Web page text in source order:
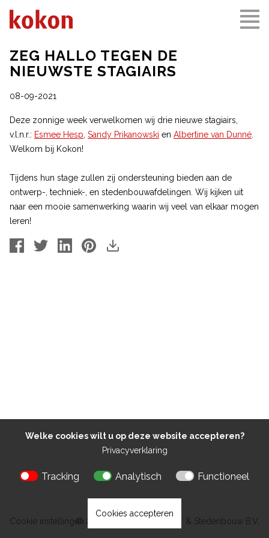
Welke cookies wilt u op deze website accepteren?
Privacyverklaring
Tracking Analytisch Functioneel
Cookies accepteren
ZEG HALLO TEGEN DE
NIEUWSTE STAGIAIRS
08-09-2021
Deze zonnige week verwelkomen wij drie nieuwe stagiairs,
v.l.n.r.: Esmee Hesp Sandy Prikanowski en Albertine van Dunné
Welkom bij Kokon!
Tijdens hun stage zullen zij ondersteuning bieden aan de
ontwerp-, techniek-, en stedenbouwafdelingen. Wij kijken uit
naar een mooie samenwerking waarin wij veel van elkaar mogen
leren!
Cookie instellingen© 2026 Kokon Architectuur & Stedenbouw B.V.